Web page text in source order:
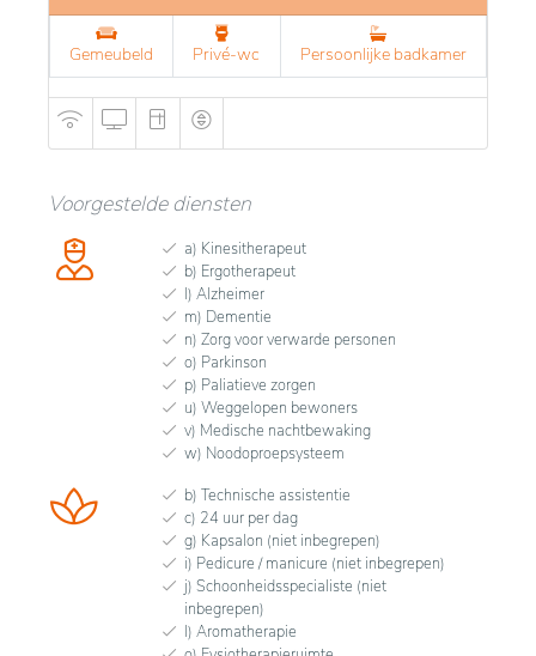
Gemeubeld Privé-wc Persoonlijke badkamer
Voorgestelde diensten
a) Kinesitherapeut
b) Ergotherapeut
l) Alzheimer
m) Dementie
n) Zorg voor verwarde personen
o) Parkinson
p) Paliatieve zorgen
u) Weggelopen bewoners
v) Medische nachtbewaking
w) Noodoproepsysteem
b) Technische assistentie
c) 24 uur per dag
g) Kapsalon (niet inbegrepen)
i) Pedicure / manicure (niet inbegrepen)
j) Schoonheidsspecialiste (niet
inbegrepen)
l) Aromatherapie